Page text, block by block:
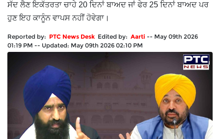
ਸੱਦ ਲੈਣ ਇਕੱਤਰਤਾ ਚਾਹੇ 20 ਦਿਨਾਂ ਬਾਅਦ ਜਾਂ ਫੇਰ 25 ਦਿਨਾਂ ਬਾਅਦ ਪਰ
ਹੁਣ ਇਹ ਕਾਨੂੰਨ ਵਾਪਸ ਨਹੀਂ ਹੋਵੇਗਾ।
Reported by: PTC News Desk Edited by: Aarti -- May 09th 2026
01:19 PM -- Updated: May 09th 2026 02:10 PM